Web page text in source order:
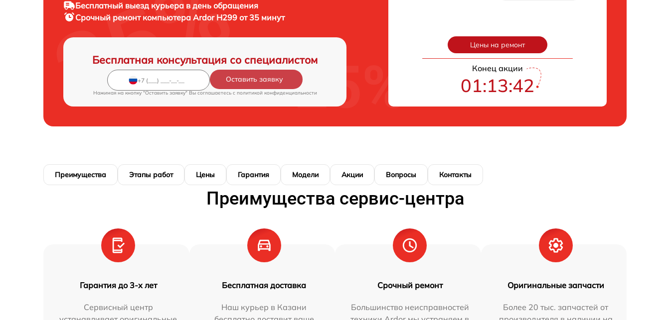
Бесплатный выезд курьера в день обращения
Срочный ремонт компьютера Ardor H299 от 35 минут
Бесплатная консультация со специалистом
Оставить заявку
Нажимая на кнопку "Оставить заявку" Вы соглашаетесь c политикой конфиденциальности
Цены на ремонт
Конец акции
01:13:41
Преимущества Этапы работ Цены Гарантия Модели Акции Вопросы Контакты
Преимущества сервис-центра
Гарантия до 3-х лет
Сервисный центр
Бесплатная доставка
Наш курьер в Казани
Срочный ремонт
Большинство неисправностей
Оригинальные запчасти
Более 20 тыс. запчастей от